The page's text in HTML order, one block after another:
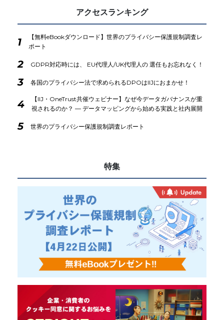
アクセスランキング
1
【無料eBookダウンロード】世界のプライバシー保護規制調査レ
ポート
2 GDPR対応時には、 EU代理人/UK代理人の 選任もお忘れなく！
3 各国のプライバシー法で求められるDPOはIIJにおまかせ！
4
【IIJ・OneTrust共催ウェビナー】なぜ今データガバナンスが重
視されるのか？ ― データマッピングから始める実践と社内展開
5 世界のプライバシー保護規制調査レポート
特集